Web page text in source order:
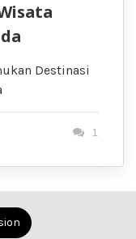
Destinasi
1